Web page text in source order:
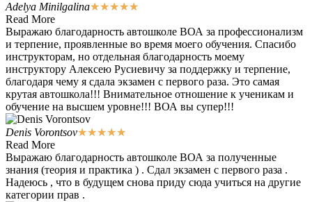
Adelya Minilgalina★★★★★
Read More
Выражаю благодарность автошколе ВОА за профессионализм
и терпение, проявленные во время моего обучения. Спасибо
инструкторам, но отдельная благодарность моему
инструктору Алексею Русиевичу за поддержку и терпение,
благодаря чему я сдала экзамен с первого раза. Это самая
крутая автошкола!!! Внимательное отношение к ученикам и
обучение на высшем уровне!!! ВОА вы супер!!!
Denis Vorontsov★★★★★
Read More
Выражаю благодарность автошколе ВОА за полученные
знания (теория и практика ) . Сдал экзамен с первого раза .
Надеюсь , что в будущем снова приду сюда учиться на другие
категории прав .